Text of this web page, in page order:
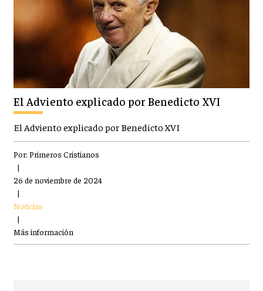
El Adviento explicado por Benedicto XVI
El Adviento explicado por Benedicto XVI
Por: Primeros Cristianos
|
26 de noviembre de 2024
|
Noticias
|
Más información